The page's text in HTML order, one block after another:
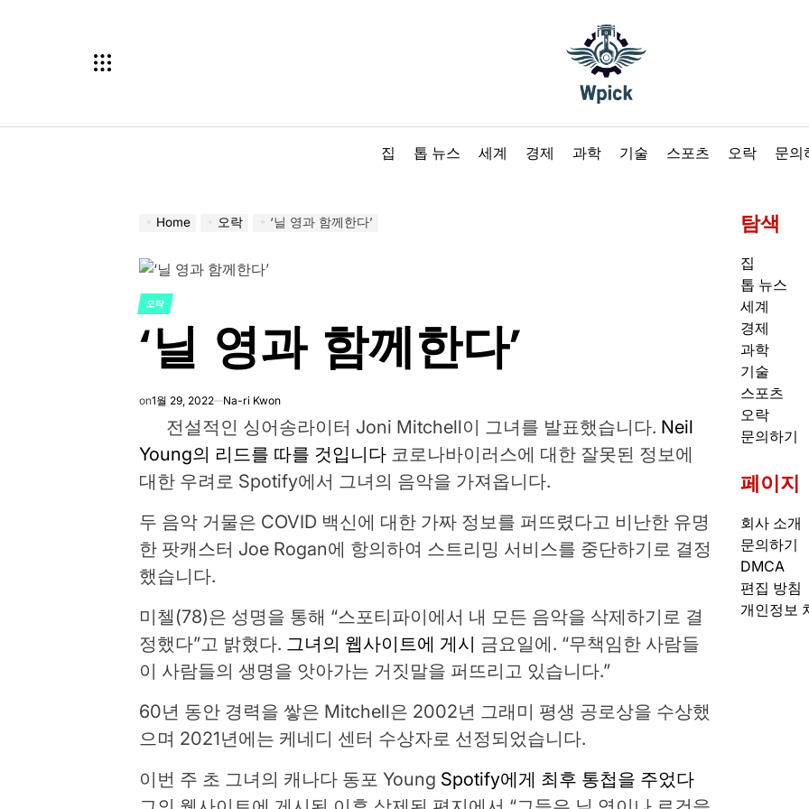
집
톱 뉴스 세계 경제 과학 기술 스포츠 오락 문의
Home 오락 ‘닐 영과 함께한다’
POSTED
IN
오락
‘닐 영과 함께한다’
on1월 29, 2022 Na-ri Kwon
전설적인 싱어송라이터 Joni Mitchell이 ​​그녀를 발표했습니다. Neil
Young의 리드를 따를 것입니다 코로나바이러스에 대한 잘못된 정보에
대한 우려로 Spotify에서 그녀의 음악을 가져옵니다.
두 음악 거물은 COVID 백신에 대한 가짜 정보를 퍼뜨렸다고 비난한 유명
한 팟캐스터 Joe Rogan에 항의하여 스트리밍 서비스를 중단하기로 결정
했습니다.
미첼(78)은 성명을 통해 “스포티파이에서 내 모든 음악을 삭제하기로 결
정했다”고 밝혔다. 그녀의 웹사이트에 게시 금요일에. “무책임한 사람들
이 사람들의 생명을 앗아가는 거짓말을 퍼뜨리고 있습니다.”
60년 동안 경력을 쌓은 Mitchell은 2002년 그래미 평생 공로상을 수상했
으며 2021년에는 케네디 센터 수상자로 선정되었습니다.
이번 주 초 그녀의 캐나다 동포 Young Spotify에게 최후 통첩을 주었다
탐색
집
톱 뉴스
세계
경제
과학
기술
스포츠
오락
문의하기
페이지
회사 소개
문의하기
DMCA
편집 방침
개인정보